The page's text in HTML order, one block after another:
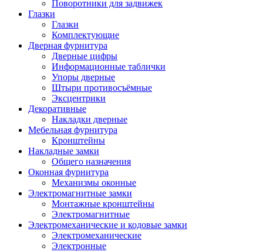
Поворотники для задвижек
Глазки
Глазки
Комплектующие
Дверная фурнитура
Дверные цифры
Информационные таблички
Упоры дверные
Штыри противосъёмные
Эксцентрики
Декоративные
Накладки дверные
Мебельная фурнитура
Кронштейны
Накладные замки
Общего назначения
Оконная фурнитура
Механизмы оконные
Электромагнитные замки
Монтажные кронштейны
Электромагнитные
Электромеханические и кодовые замки
Электромеханические
Электронные